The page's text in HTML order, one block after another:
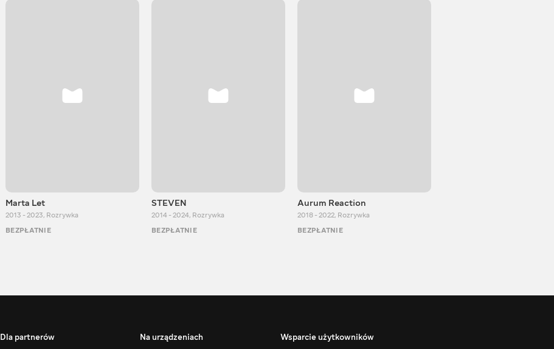
Marta Let
2013 - 2023, Rozrywka
BEZPŁATNIE
STEVEN
2014 - 2024, Rozrywka
BEZPŁATNIE
Aurum Reaction
2018 - 2022, Rozrywka
BEZPŁATNIE
Dla partnerów Na urządzeniach Wsparcie użytkowników